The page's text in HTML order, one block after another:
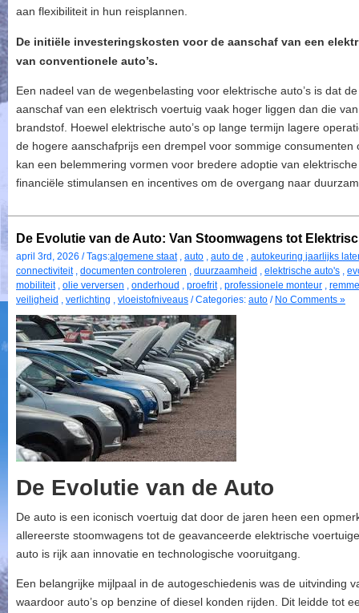
aan flexibiliteit in hun reisplannen.
De initiële investeringskosten voor de aanschaf van een
van conventionele auto’s.
Een nadeel van de wegenbelasting voor elektrische auto’s is dat
aanschaf van een elektrisch voertuig vaak hoger liggen dan die
brandstof. Hoewel elektrische auto’s op lange termijn lagere
de hogere aanschafprijs een drempel voor sommige
kan een belemmering vormen voor bredere adoptie van
financiële stimulansen en incentives om de overgang naar
De Evolutie van de Auto: Van Stoomwagens tot
april 3rd, 2026 / Tags:algemene staat, auto , auto de , autokeuring jaarlijks
connectiviteit, documenten controleren , duurzaamheid , elektrische auto's ,
mobiliteit, olie verversen , onderhoud , proefrit, professionele monteur ,
veiligheid , verlichting , vloeistofniveaus / Categories: auto / No Comments »
De Evolutie van de Auto
De auto is een iconisch voertuig dat door de jaren heen een
allereerste stoomwagens tot de geavanceerde elektrische
auto is rijk aan innovatie en technologische vooruitgang.
Een belangrijke mijlpaal in de autogeschiedenis was de uitvinding
waardoor auto’s op benzine of diesel konden rijden. Dit leidde tot